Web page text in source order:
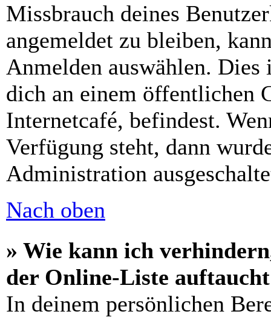
Missbrauch deines
angemeldet zu bleiben,
Anmelden auswählen.
dich an einem öffentlichen
Internetcafé, befindest.
Verfügung steht, dann
Administration
Nach oben
» Wie kann ich
der Online-Liste
In deinem persönlichen